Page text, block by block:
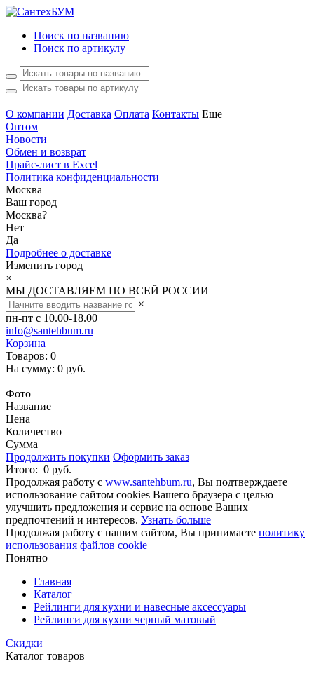
Поиск по названию
Поиск по артикулу
О компании Доставка Оплата Контакты Еще
Оптом
Новости
Обмен и возврат
Прайс-лист в Excel
Политика конфиденциальности
Москва
Ваш город
Москва?
Нет
Да
Подробнее о доставке
Изменить город
×
МЫ ДОСТАВЛЯЕМ ПО ВСЕЙ РОССИИ
×
пн-пт с 10.00-18.00
info@santehbum.ru
Корзина
Товаров: 0
На сумму: 0 руб.
Фото
Название
Цена
Количество
Сумма
Продолжить покупки Оформить заказ
Итого: 0 руб.
Продолжая работу с www.santehbum.ru, Вы подтверждаете
использование сайтом cookies Вашего браузера с целью
улучшить предложения и сервис на основе Ваших
предпочтений и интересов. Узнать больше
Продолжая работу с нашим сайтом, Вы принимаете политику
использования файлов cookie
Понятно
Главная
Каталог
Рейлинги для кухни и навесные аксессуары
Рейлинги для кухни черный матовый
Скидки
Каталог товаров